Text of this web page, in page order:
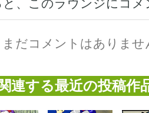
と、このラウンジにコ
まだコメントはありませ
連する最近の投稿作